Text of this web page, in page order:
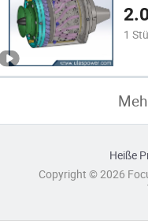
1
Heiße
Copyright © 2026